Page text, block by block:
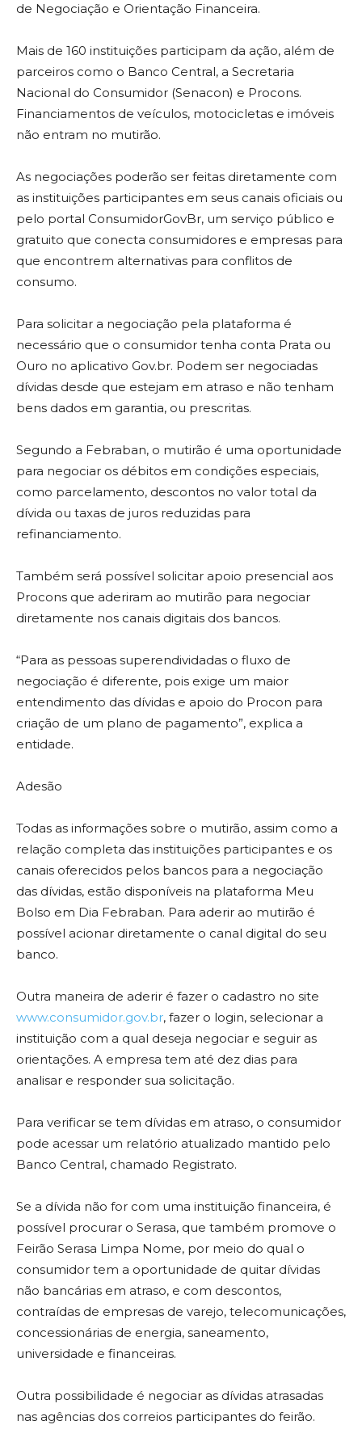
de Negociação e Orientação Financeira.
Mais de 160 instituições participam da ação, além de
parceiros como o Banco Central, a Secretaria
Nacional do Consumidor (Senacon) e Procons.
Financiamentos de veículos, motocicletas e imóveis
não entram no mutirão.
As negociações poderão ser feitas diretamente com
as instituições participantes em seus canais oficiais ou
pelo portal ConsumidorGovBr, um serviço público e
gratuito que conecta consumidores e empresas para
que encontrem alternativas para conflitos de
consumo.
Para solicitar a negociação pela plataforma é
necessário que o consumidor tenha conta Prata ou
Ouro no aplicativo Gov.br. Podem ser negociadas
dívidas desde que estejam em atraso e não tenham
bens dados em garantia, ou prescritas.
Segundo a Febraban, o mutirão é uma oportunidade
para negociar os débitos em condições especiais,
como parcelamento, descontos no valor total da
dívida ou taxas de juros reduzidas para
refinanciamento.
Também será possível solicitar apoio presencial aos
Procons que aderiram ao mutirão para negociar
diretamente nos canais digitais dos bancos.
“Para as pessoas superendividadas o fluxo de
negociação é diferente, pois exige um maior
entendimento das dívidas e apoio do Procon para
criação de um plano de pagamento”, explica a
entidade.
Adesão
Todas as informações sobre o mutirão, assim como a
relação completa das instituições participantes e os
canais oferecidos pelos bancos para a negociação
das dívidas, estão disponíveis na plataforma Meu
Bolso em Dia Febraban. Para aderir ao mutirão é
possível acionar diretamente o canal digital do seu
banco.
Outra maneira de aderir é fazer o cadastro no site
www.consumidor.gov.br, fazer o login, selecionar a
instituição com a qual deseja negociar e seguir as
orientações. A empresa tem até dez dias para
analisar e responder sua solicitação.
Para verificar se tem dívidas em atraso, o consumidor
pode acessar um relatório atualizado mantido pelo
Banco Central, chamado Registrato.
Se a dívida não for com uma instituição financeira, é
possível procurar o Serasa, que também promove o
Feirão Serasa Limpa Nome, por meio do qual o
consumidor tem a oportunidade de quitar dívidas
não bancárias em atraso, e com descontos,
contraídas de empresas de varejo, telecomunicações,
concessionárias de energia, saneamento,
universidade e financeiras.
Outra possibilidade é negociar as dívidas atrasadas
nas agências dos correios participantes do feirão.